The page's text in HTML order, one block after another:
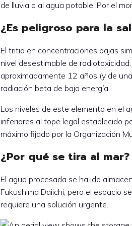
de lluvia o al agua potable. Por el
¿Es peligroso para la
El tritio en concentraciones bajas
nivel desestimable de
aproximadamente 12 años (y de
radiación beta de baja energía.
Los niveles de este elemento en el
inferiores al tope legal establecido
máximo fijado por la Organización
¿Por qué se tira al mar?
El agua procesada se ha ido
Fukushima Daiichi, pero el espacio
requiere una solución urgente.